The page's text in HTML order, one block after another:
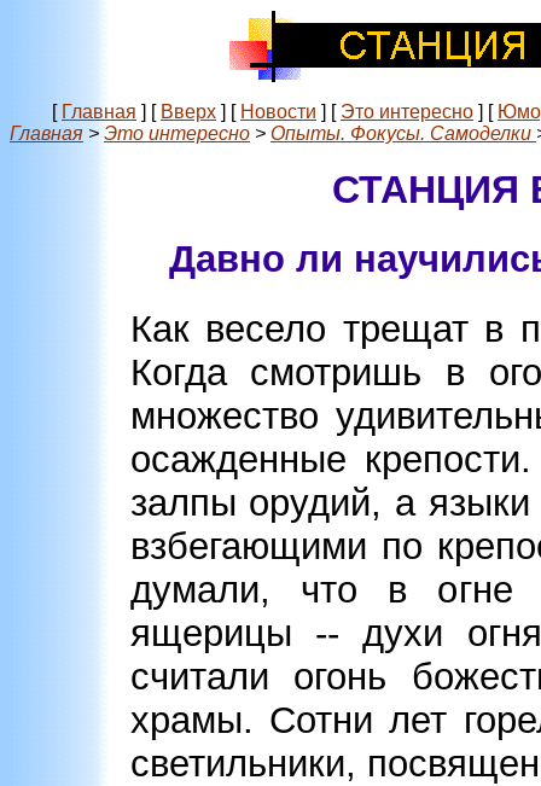
[ Главная ] [ Вверх ] [ Новости ] [ Это интересно ] [
Главная > Это интересно > Опыты. Фокусы. Самоделки
СТАНЦИЯ
Давно ли
Как весело трещат в
Когда смотришь в
множество
осажденные
залпы орудий, а
взбегающими по
думали, что в огне
ящерицы -- духи
считали огонь
храмы. Сотни лет
светильники,